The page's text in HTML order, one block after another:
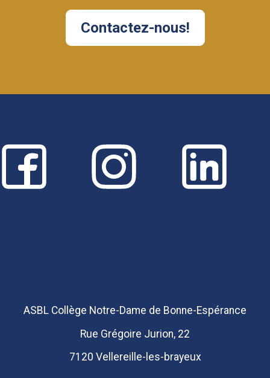
Contactez-nous!
ASBL Collège Notre-Dame de Bonne-Espérance
Rue Grégoire Jurion, 22
7120 Vellereille-les-brayeux